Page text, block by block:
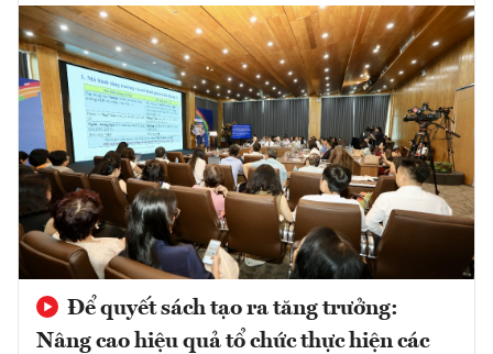
Để quyết sách tạo ra tăng trưởng:
Nâng cao hiệu quả tổ chức thực hiện các